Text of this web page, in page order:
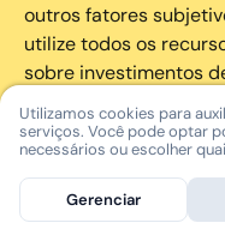
outros fatores
utilize todos os
sobre investimentos
composição geral de
legais relativas aos
Nomad devem ser
Nomad e suas
aconselhamento legal
Utilizamos cookies para
serviços. Você pode optar
necessários ou escolher
Gerenciar